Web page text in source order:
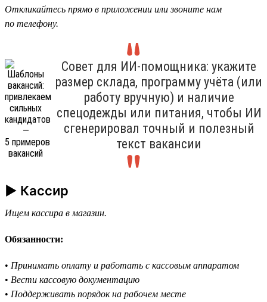
Откликайтесь прямо в приложении или звоните нам
по телефону.
Совет для ИИ-помощника: укажите
размер склада, программу учёта (или
работу вручную) и наличие
спецодежды или питания, чтобы ИИ
сгенерировал точный и полезный
текст вакансии
► Кассир
Ищем кассира в магазин.
Обязанности:
• Принимать оплату и работать с кассовым аппаратом
• Вести кассовую документацию
• Поддерживать порядок на рабочем месте